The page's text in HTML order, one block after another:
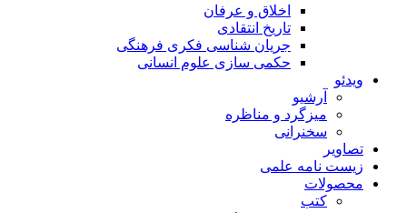
اخلاق و عرفان
تاریخ انتقادی
جریان شناسی فکری فرهنگی
حکمی سازی علوم انسانی
ویدئو
آرشیو
میزگرد و مناظره
سخنرانی
تصاویر
زیست نامه علمی
محصولات
کتب